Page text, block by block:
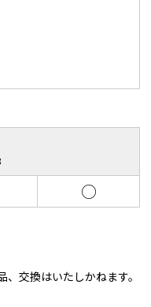
○
交換はいたしかねます。